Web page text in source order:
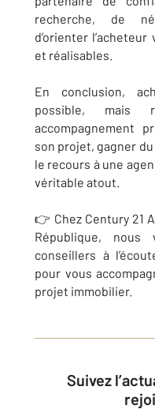
recherche, de
d’orienter
et réalisables.
En conclusion,
possible, mais
accompagnement
son projet, gagner
le recours à une
véritable atout.
👉 Chez Century 21
République,
conseillers à
pour vous
projet immobilier.
Suivez l’actualité immobilière et